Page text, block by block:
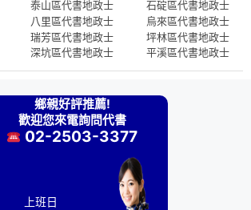
泰山區代書地政士
八里區代書地政士
瑞芳區代書地政士
深坑區代書地政士
石碇區代書地政士
烏來區代書地政士
坪林區代書地政士
平溪區代書地政士
鄉親好評推薦!
歡迎您來電詢問代書
02-2503-3377
上班日